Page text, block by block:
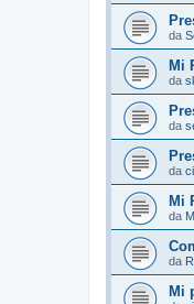
da
Mi
da
da
da
Mi
da
da
Mi